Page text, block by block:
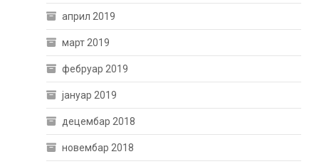
април 2019
март 2019
фебруар 2019
јануар 2019
децембар 2018
новембар 2018